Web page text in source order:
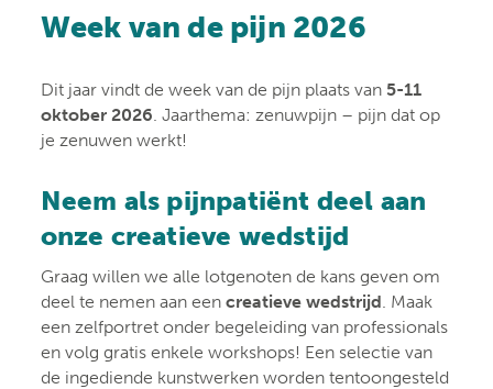
Week van de pijn 2026
Dit jaar vindt de week van de pijn plaats van 5-11
oktober 2026. Jaarthema: zenuwpijn – pijn dat op
je zenuwen werkt!
Neem als pijnpatiënt deel aan
onze creatieve wedstijd
Graag willen we alle lotgenoten de kans geven om
deel te nemen aan een creatieve wedstrijd . Maak
een zelfportret onder begeleiding van professionals
en volg gratis enkele workshops! Een selectie van
de ingediende kunstwerken worden tentoongesteld